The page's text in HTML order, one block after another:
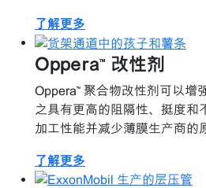
了解更多
Oppera™ 改性剂
Oppera™ 聚合物改性剂可以增
之具有更高的阻隔性、挺度和
加工性能并减少薄膜生产商的
了解更多